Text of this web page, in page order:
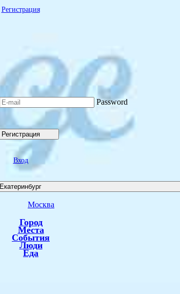
Регистрация
Password
Регистрация
Вход
Екатеринбург
Москва
Город
Места
События
Люди
Еда